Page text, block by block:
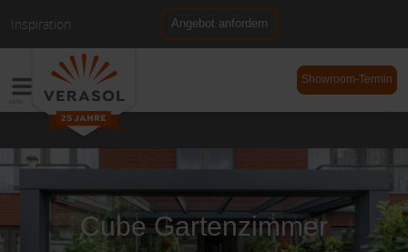
Inspiration Angebot anfordern
DE
Showroom-Termin
Cube Gartenzimmer